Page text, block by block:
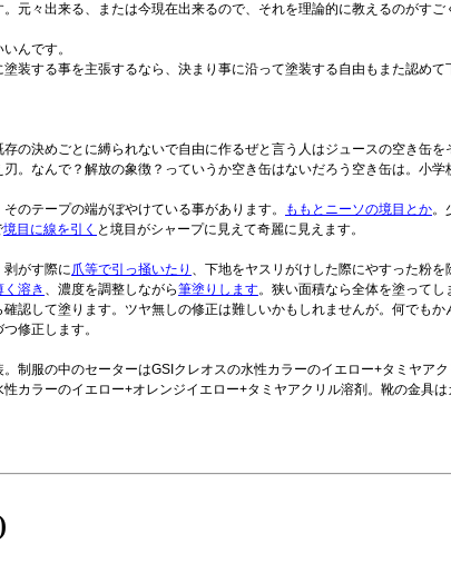
元々出来る、または今現在出来るので、それを理論的に教えるのがすご
んです。
装する事を主張するなら、決まり事に沿って塗装する自由もまた認めて
の決めごとに縛られないで自由に作るぜと言う人はジュースの空き缶
。なんで？解放の象徴？っていうか空き缶はないだろう空き缶は。小学
のテープの端がぼやけている事があります。 ももとニーソの境目とか。
境目に線を引く と境目がシャープに見えて奇麗に見えます。
剥がす際に爪等で引っ掻いたり 、下地をヤスリがけした際にやすった粉を
溶き 、濃度を調整しながら筆塗りします。狭い面積なら全体を塗って
認して塗ります。ツヤ無しの修正は難しいかもしれませんが。何でも
修正します。
制服の中のセーターはGSIクレオスの水性カラーのイエロー+タミヤ
カラーのイエロー+オレンジイエロー+タミヤアクリル溶剤。靴の金具